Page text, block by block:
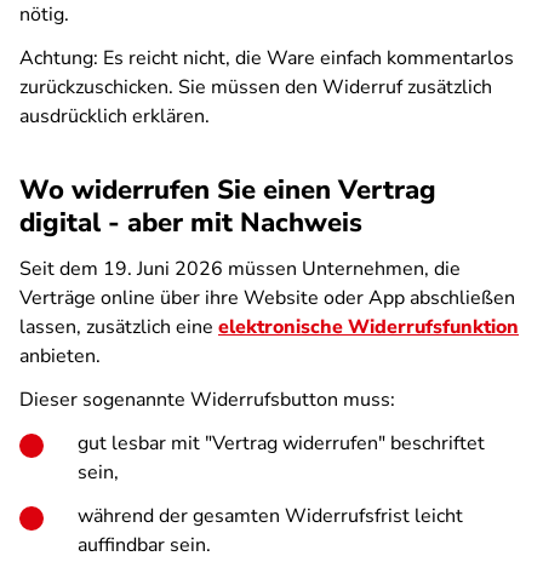
nötig.
Achtung: Es reicht nicht, die Ware einfach kommentarlos
zurückzuschicken. Sie müssen den Widerruf zusätzlich
ausdrücklich erklären.
Wo widerrufen Sie einen Vertrag
digital - aber mit Nachweis
Seit dem 19. Juni 2026 müssen Unternehmen, die
Verträge online über ihre Website oder App abschließen
lassen, zusätzlich eine elektronische Widerrufsfunktion
anbieten.
Dieser sogenannte Widerrufsbutton muss:
gut lesbar mit "Vertrag widerrufen" beschriftet
sein,
während der gesamten Widerrufsfrist leicht
auffindbar sein.